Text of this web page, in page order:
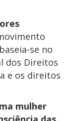
se no
dos Direitos
e os direitos
mulher